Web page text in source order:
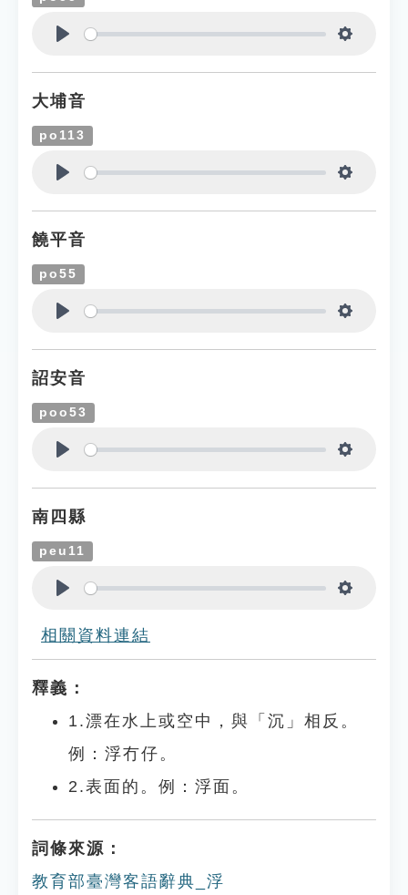
大埔音
po113
饒平音
po55
詔安音
poo53
南四縣
peu11
相關資料連結
釋義：
1.漂在水上或空中，與「沉」相反。
例：浮冇仔。
2.表面的。例：浮面。
詞條來源：
教育部臺灣客語辭典_浮